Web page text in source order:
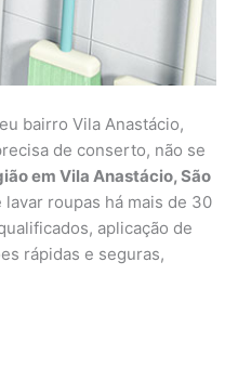
bairro Vila Anastácio,
de conserto, não se
em Vila Anastácio, São
roupas há mais de 30
aplicação de
rápidas e seguras,